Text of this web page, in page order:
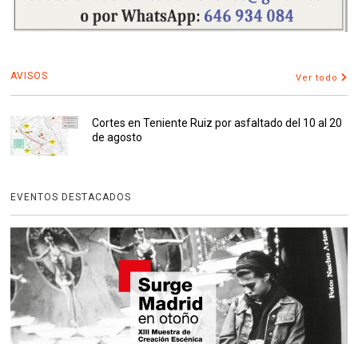
AVISOS Ver todo
Cortes en Teniente Ruiz por asfaltado del 10 al 20
de agosto
EVENTOS DESTACADOS